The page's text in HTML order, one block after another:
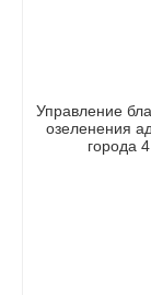
Управление
озеленения
города